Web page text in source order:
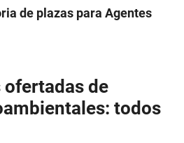
de plazas para Agentes
ofertadas de
todos